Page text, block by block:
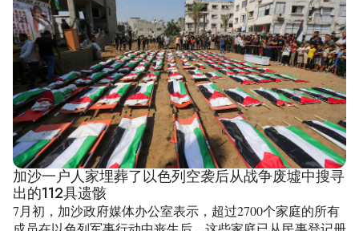
加沙一户人家埋葬了以色列空袭后从战争废墟中搜寻
出的112具遗骸
7月初，加沙政府媒体办公室表示，超过2700个家庭的所有